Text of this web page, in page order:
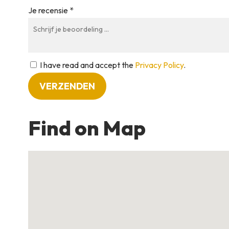
Je recensie *
I have read and accept the Privacy Policy.
Find on Map